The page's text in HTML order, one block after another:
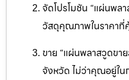
จัดโปรโมชัน “แผ่นพล
วัสดุคุณภาพในราคาที่
ขาย “แผ่นพลาสวูดขา
จังหวัด ไม่ว่าคุณอยู่ใ